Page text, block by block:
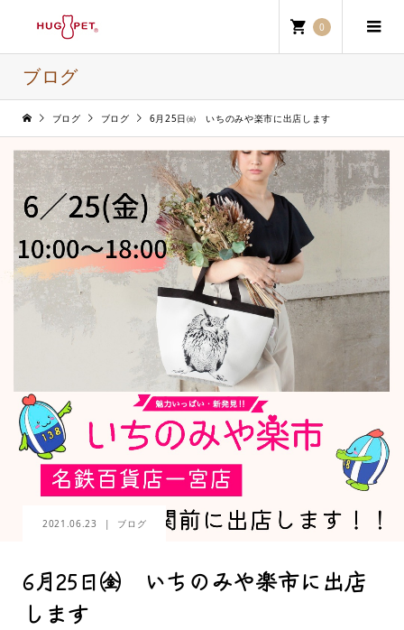
0
ブログ
ブログ ブログ 6月25日㈮ いちのみや楽市に出店します
2021.06.23 ブログ
6月25日㈮ いちのみや楽市に出店
します